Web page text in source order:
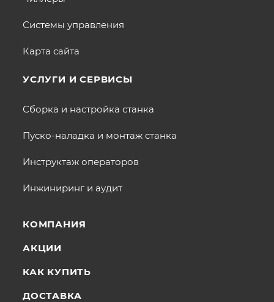
Системы управления
Карта сайта
УСЛУГИ И СЕРВИСЫ
Сборка и настройка станка
Пуско-наладка и монтаж станка
Инструктаж операторов
Инжиниринг и аудит
КОМПАНИЯ
АКЦИИ
КАК КУПИТЬ
ДОСТАВКА